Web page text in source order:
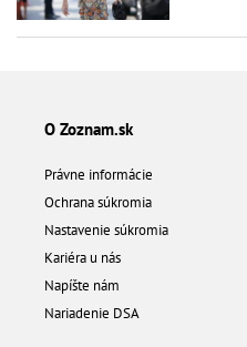
O Zoznam.sk
Právne informácie
Ochrana súkromia
Nastavenie súkromia
Kariéra u nás
Napíšte nám
Nariadenie DSA